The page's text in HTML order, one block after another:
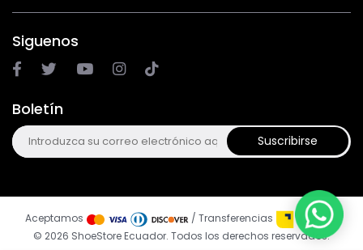
Siguenos
Boletín
Suscribirse
© 2026 ShoeStore Ecuador. Todos los derechos reservados.
Aceptamos / Transferencias